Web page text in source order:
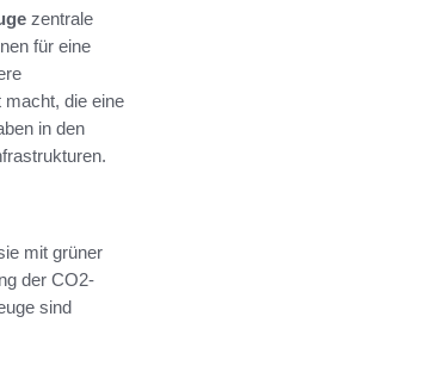
zentrale
für eine
die eine
in den
mit grüner
der CO2-
sind